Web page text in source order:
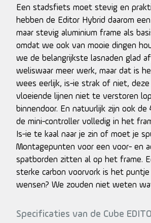
Een stadsfiets moet stevig en
hebben de Editor Hybrid daarom
maar stevig aluminium frame als
omdat we ook van mooie dingen
we de belangrijkste lasnaden glad
weliswaar meer werk, maar dat is
wees eerlijk, is-ie strak of niet, deze
vloeiende lijnen niet te verstoren
binnendoor. En natuurlijk zijn ook de
de mini-controller volledig in het
Is-ie te kaal naar je zin of moet je
Montagepunten voor een voor- en
spatborden zitten al op het frame.
sterke carbon voorvork is het puntje
wensen? We zouden niet weten
Specificaties van de Cube